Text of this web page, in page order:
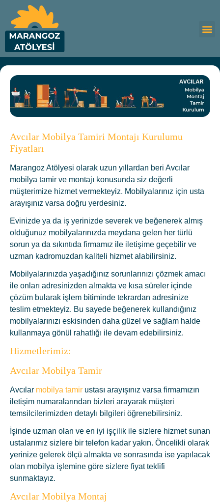
Avcılar Mobilya Tamiri Montajı Kurulumu
Fiyatları
Marangoz Atölyesi olarak uzun yıllardan beri Avcılar
mobilya tamir ve montajı konusunda siz değerli
müşterimize hizmet vermekteyiz. Mobilyalarınız için usta
arayışınız varsa doğru yerdesiniz.
Evinizde ya da iş yerinizde severek ve beğenerek almış
olduğunuz mobilyalarınızda meydana gelen her türlü
sorun ya da sıkıntıda firmamız ile iletişime geçebilir ve
uzman kadromuzdan kaliteli hizmet alabilirsiniz.
Mobilyalarınızda yaşadığınız sorunlarınızı çözmek amacı
ile onları adresinizden almakta ve kısa süreler içinde
çözüm bularak işlem bitiminde tekrardan adresinize
teslim etmekteyiz. Bu sayede beğenerek kullandığınız
mobilyalarınızı eskisinden daha güzel ve sağlam halde
kullanmaya gönül rahatlığı ile devam edebilirsiniz.
Hizmetlerimiz:
Avcılar Mobilya Tamir
Avcılar mobilya tamir ustası arayışınız varsa firmamızın
iletişim numaralarından bizleri arayarak müşteri
temsilcilerimizden detaylı bilgileri öğrenebilirsiniz.
İşinde uzman olan ve en iyi işçilik ile sizlere hizmet sunan
ustalarımız sizlere bir telefon kadar yakın. Öncelikli olarak
yerinize gelerek ölçü almakta ve sonrasında ise yapılacak
olan mobilya işlemine göre sizlere fiyat teklifi
sunmaktayız.
Avcılar Mobilya Montaj